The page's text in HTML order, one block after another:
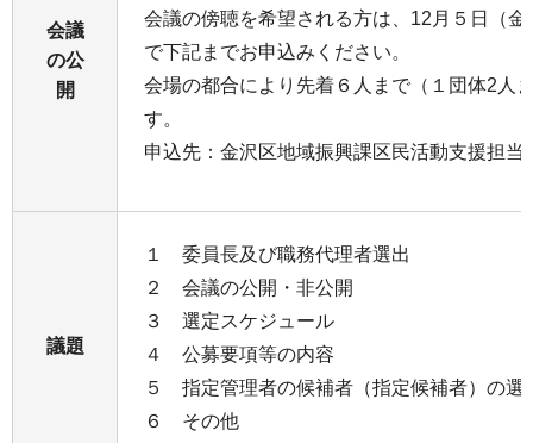
会議
の公
開
会議の傍聴を希望される⽅は、12⽉５⽇（
で下記までお申込みください。
会場の都合により先着６⼈まで（１団体2⼈
す。
申込先：金沢区地域振興課区民活動支援担当
議題
１ 委員長及び職務代理者選出
２ 会議の公開・非公開
３ 選定スケジュール
４ 公募要項等の内容
５ 指定管理者の候補者（指定候補者）の選
６ その他